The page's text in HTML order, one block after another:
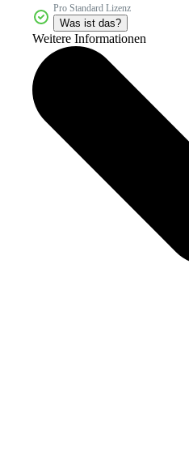
Pro Standard Lizenz
Was ist das?
Weitere Informationen